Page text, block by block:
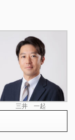
三井 一起